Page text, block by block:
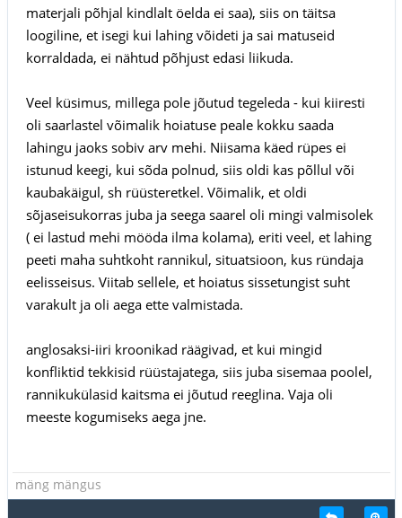
materjali põhjal kindlalt öelda ei saa), siis on täitsa
loogiline, et isegi kui lahing võideti ja sai matuseid
korraldada, ei nähtud põhjust edasi liikuda.
Veel küsimus, millega pole jõutud tegeleda - kui kiiresti
oli saarlastel võimalik hoiatuse peale kokku saada
lahingu jaoks sobiv arv mehi. Niisama käed rüpes ei
istunud keegi, kui sõda polnud, siis oldi kas põllul või
kaubakäigul, sh rüüsteretkel. Võimalik, et oldi
sõjaseisukorras juba ja seega saarel oli mingi valmisolek
( ei lastud mehi mööda ilma kolama), eriti veel, et lahing
peeti maha suhtkoht rannikul, situatsioon, kus ründaja
eelisseisus. Viitab sellele, et hoiatus sissetungist suht
varakult ja oli aega ette valmistada.
anglosaksi-iiri kroonikad räägivad, et kui mingid
konfliktid tekkisid rüüstajatega, siis juba sisemaa poolel,
rannikukülasid kaitsma ei jõutud reeglina. Vaja oli
meeste kogumiseks aega jne.
mäng mängus